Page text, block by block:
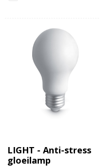
LIGHT - Anti-stress
gloeilamp